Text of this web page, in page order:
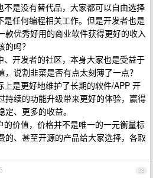
不是没有替代品，大家都可以自由选择
是任何编程相关工作。但是开发者也是
款优秀好用的商业软件获得更好的收入
吗？
、开发者的社区，本身大家也是受益于
说割韭菜是否有点太刻薄了一点？
是更好地维护了长期的软件/APP 开
持续的功能升级带来更好的体验，赢得
、更多的收益。
的价值，价格并不是唯一的一元衡量标
的、甚至开源的产品给大家选择，各取
28